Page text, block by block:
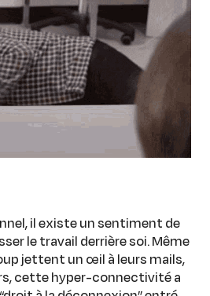
il existe un sentiment de
le travail derrière soi. Même
jettent un œil à leurs mails,
cette hyper-connectivité a